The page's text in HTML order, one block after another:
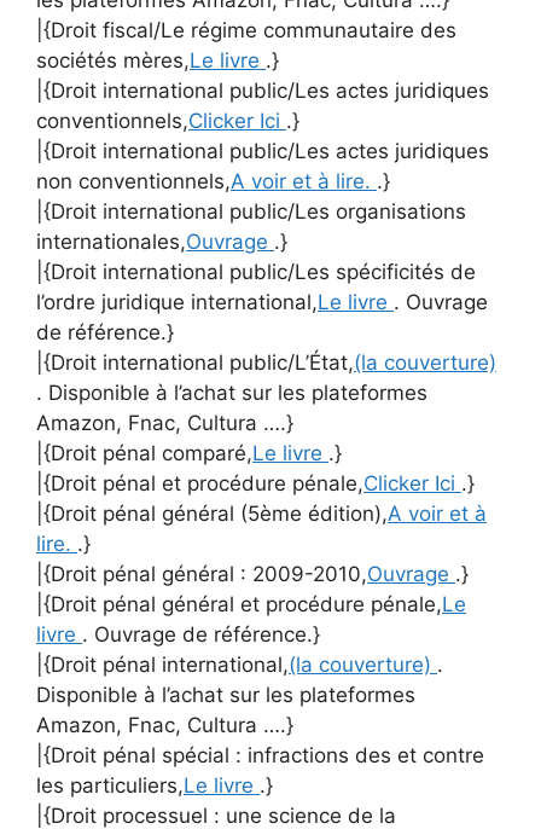
|{Droit fiscal/Le régime communautaire des
sociétés mères,Le livre .}
|{Droit international public/Les actes juridiques
conventionnels,Clicker Ici .}
|{Droit international public/Les actes juridiques
non conventionnels,A voir et à lire. .}
|{Droit international public/Les organisations
internationales,Ouvrage .}
|{Droit international public/Les spécificités de
l’ordre juridique international,Le livre . Ouvrage
de référence.}
|{Droit international public/L’État,(la couverture)
. Disponible à l’achat sur les plateformes
Amazon, Fnac, Cultura ….}
|{Droit pénal comparé,Le livre .}
|{Droit pénal et procédure pénale,Clicker Ici .}
|{Droit pénal général (5ème édition),A voir et à
lire. .}
|{Droit pénal général : 2009-2010,Ouvrage .}
|{Droit pénal général et procédure pénale,Le
livre . Ouvrage de référence.}
|{Droit pénal international,(la couverture) .
Disponible à l’achat sur les plateformes
Amazon, Fnac, Cultura ….}
|{Droit pénal spécial : infractions des et contre
les particuliers,Le livre .}
|{Droit processuel : une science de la